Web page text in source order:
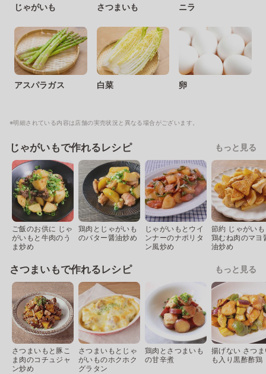
じゃがいも さつまいも ニラ
アスパラガス 白菜 卵
※明細されている内容は店舗の実売状況と異なる場合がございます。
じゃがいもで作れるレシピ もっと見る
ご飯のお供に じゃ
がいもと牛肉のう
ま炒め
鶏肉とじゃがいも
のバター醤油炒め
じゃがいもとウイ
ンナーのナポリタ
ン風炒め
節約 じゃがい
鶏むね肉のマヨ
油炒め
さつまいもで作れるレシピ もっと見る
さつまいもと豚こ
ま肉のコチュジャ
ン炒め
さつまいもとじゃ
がいものホクホク
グラタン
鶏肉とさつまいも
の甘辛煮
揚げない さつ
も入り黒酢酢鶏